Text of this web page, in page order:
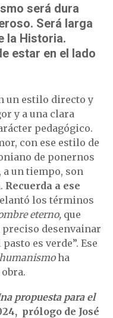
será dura
Será larga
la Historia.
estar en el lado
un estilo directo y
y a una clara
pedagógico.
con ese estilo de
de ponernos
a un tiempo, son
Recuerda a ese
los términos
eterno, que
preciso desenvainar
es verde”. Ese
ha
propuesta para el
prólogo de José